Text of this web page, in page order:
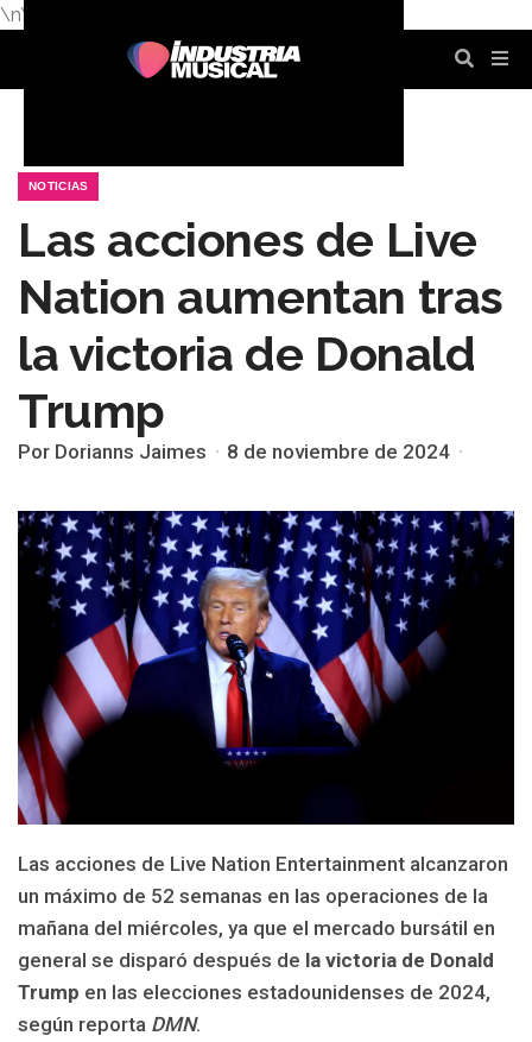
\n\n
NOTICIAS
Las acciones de Live
Nation aumentan tras
la victoria de Donald
Trump
Por Dorianns Jaimes 8 de noviembre de 2024
Las acciones de Live Nation Entertainment alcanzaron
un máximo de 52 semanas en las operaciones de la
mañana del miércoles, ya que el mercado bursátil en
general se disparó después de la victoria de Donald
Trump en las elecciones estadounidenses de 2024,
según reporta DMN.